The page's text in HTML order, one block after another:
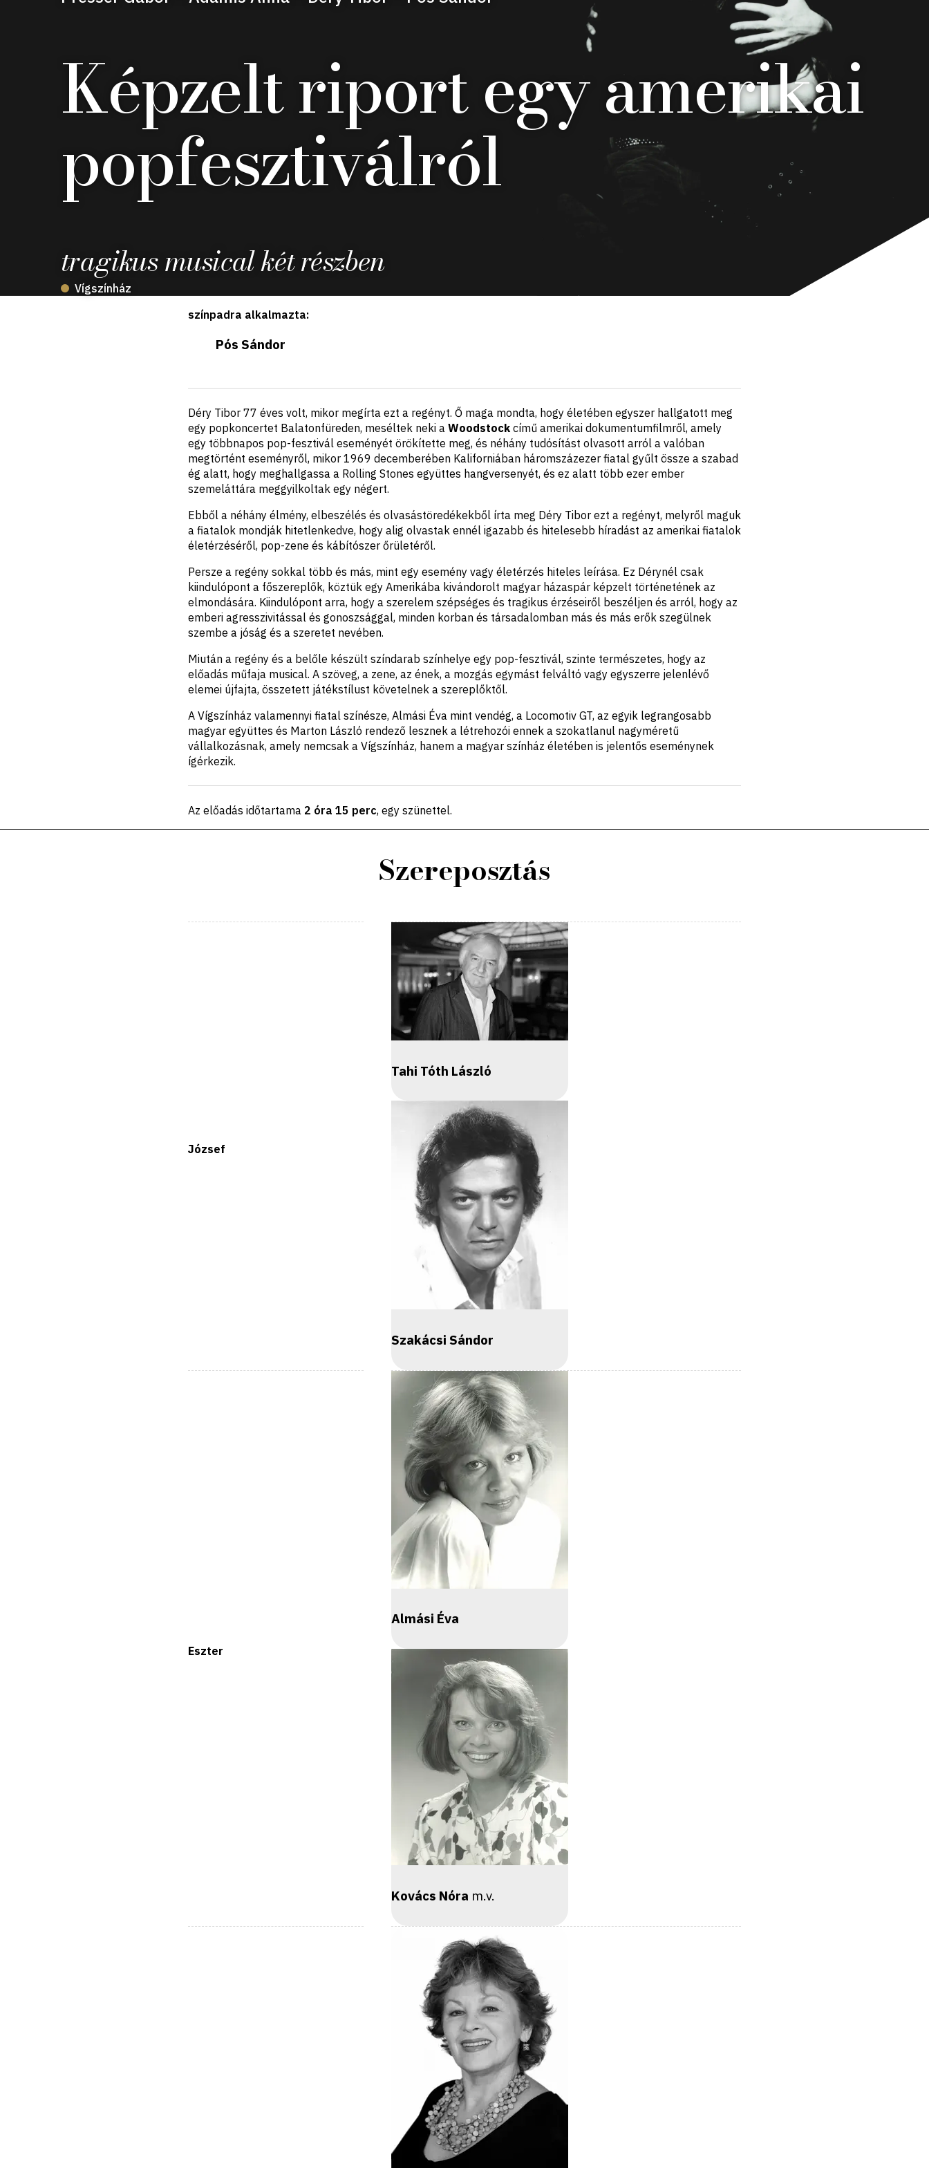
Képzelt riport egy amerikai
popfesztiválról
tragikus musical két részben
Vígszínház
színpadra alkalmazta:
Pós Sándor
Rövid
ismertető
Déry Tibor 77 éves volt, mikor megírta ezt a regényt. Ő maga mondta, hogy életében egyszer hallgatott meg
egy popkoncertet Balatonfüreden, meséltek neki a Woodstock című amerikai dokumentumfilmről, amely
egy többnapos pop-fesztivál eseményét örökítette meg, és néhány tudósítást olvasott arról a valóban
megtörtént eseményről, mikor 1969 decemberében Kaliforniában háromszázezer fiatal gyűlt össze a szabad
ég alatt, hogy meghallgassa a Rolling Stones együttes hangversenyét, és ez alatt több ezer ember
szemeláttára meggyilkoltak egy négert.
Ebből a néhány élmény, elbeszélés és olvasástöredékekből írta meg Déry Tibor ezt a regényt, melyről maguk
a fiatalok mondják hitetlenkedve, hogy alig olvastak ennél igazabb és hitelesebb híradást az amerikai fiatalok
életérzéséről, pop-zene és kábítószer őrületéről.
Persze a regény sokkal több és más, mint egy esemény vagy életérzés hiteles leírása. Ez Dérynél csak
kiindulópont a főszereplők, köztük egy Amerikába kivándorolt magyar házaspár képzelt történetének az
elmondására. Kiindulópont arra, hogy a szerelem szépséges és tragikus érzéseiről beszéljen és arról, hogy az
emberi agresszivitással és gonoszsággal, minden korban és társadalomban más és más erők szegülnek
szembe a jóság és a szeretet nevében.
Miután a regény és a belőle készült színdarab színhelye egy pop-fesztivál, szinte természetes, hogy az
előadás műfaja musical. A szöveg, a zene, az ének, a mozgás egymást felváltó vagy egyszerre jelenlévő
elemei újfajta, összetett játékstílust követelnek a szereplőktől.
A Vígszínház valamennyi fiatal színésze, Almási Éva mint vendég, a Locomotiv GT, az egyik legrangosabb
magyar együttes és Marton László rendező lesznek a létrehozói ennek a szokatlanul nagyméretű
vállalkozásnak, amely nemcsak a Vígszínház, hanem a magyar színház életében is jelentős eseménynek
ígérkezik.
Az előadás időtartama 2 óra 15 perc, egy szünettel.
Szereposztás
József
Tahi Tóth László
Szakácsi Sándor
Eszter
Almási Éva
Kovács Nóra m.v.